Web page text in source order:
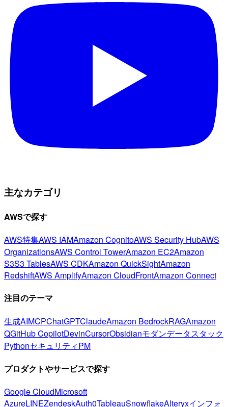
主なカテゴリ
AWSで探す
AWS特集AWS IAMAmazon CognitoAWS Security HubAWS
OrganizationsAWS Control TowerAmazon EC2Amazon
S3S3 TablesAWS CDKAmazon QuickSightAmazon
RedshiftAWS AmplifyAmazon CloudFrontAmazon Connect
注目のテーマ
生成AIMCPChatGPTClaudeAmazon BedrockRAGAmazon
QGitHub CopilotDevinCursorObsidianモダンデータスタック
PythonセキュリティPM
プロダクトやサービスで探す
Google CloudMicrosoft
AzureLINEZendeskAuth0TableauSnowflakeAlteryxインフォ